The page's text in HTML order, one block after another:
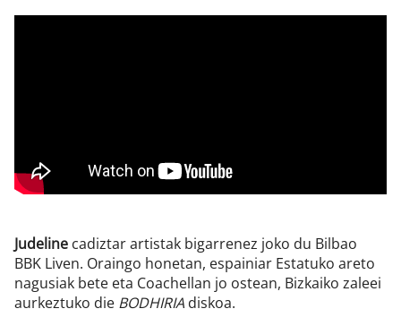
Judeline cadiztar artistak bigarrenez joko du Bilbao
BBK Liven. Oraingo honetan, espainiar Estatuko areto
nagusiak bete eta Coachellan jo ostean, Bizkaiko zaleei
aurkeztuko die BODHIRIA diskoa.